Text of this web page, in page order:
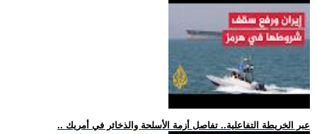
.. عبر الخريطة التفاعلية.. تفاصل أزمة الأسلحة والذخائر في أمريك